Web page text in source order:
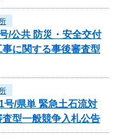
/公共 防災・安全交付
に関する事後審査型
号/県単 緊急土石流対
型一般競争入札公告